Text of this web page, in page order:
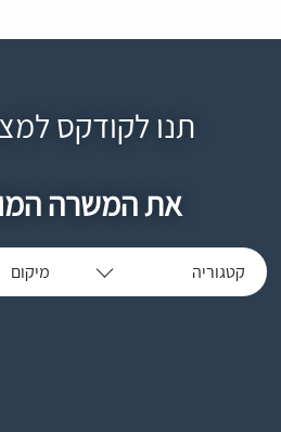
תנו לקודקס
את המשרה
קטגוריה מיקום